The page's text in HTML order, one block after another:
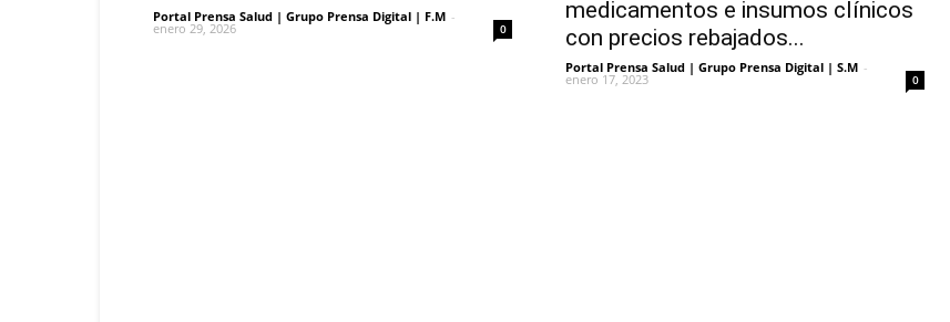
Portal Prensa Salud | Grupo Prensa Digital | F.M -
enero 29, 2026 0
medicamentos e insumos clínicos
con precios rebajados...
Portal Prensa Salud | Grupo Prensa Digital | S.M -
enero 17, 2023 0